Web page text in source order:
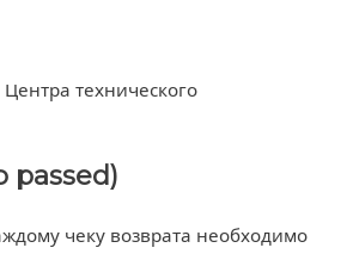
технического
passed)
чеку возврата необходимо